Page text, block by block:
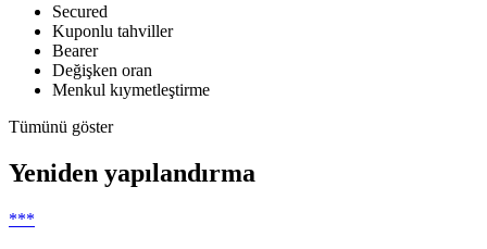
Secured
Kuponlu tahviller
Bearer
Değişken oran
Menkul kıymetleştirme
Tümünü göster
Yeniden yapılandırma
***